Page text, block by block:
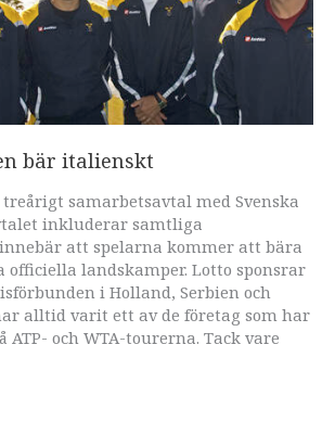
bär italienskt
samarbetsavtal med Svenska
inkluderar samtliga
att spelarna kommer att bära
landskamper. Lotto sponsrar
i Holland, Serbien och
alltid varit ett av de företag som har
och WTA-tourerna. Tack vare